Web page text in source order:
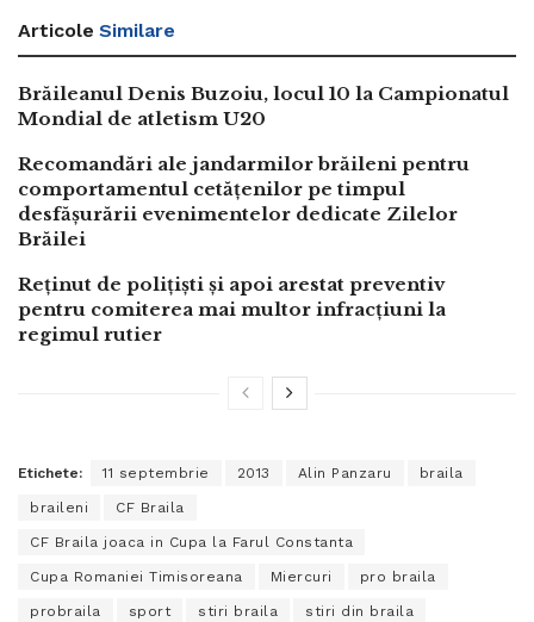
Articole Similare
Brăileanul Denis Buzoiu, locul 10 la Campionatul
Mondial de atletism U20
Recomandări ale jandarmilor brăileni pentru
comportamentul cetățenilor pe timpul
desfășurării evenimentelor dedicate Zilelor
Brăilei
Reținut de polițiști și apoi arestat preventiv
pentru comiterea mai multor infracțiuni la
regimul rutier
Etichete: 11 septembrie 2013 Alin Panzaru braila
braileni CF Braila
CF Braila joaca in Cupa la Farul Constanta
Cupa Romaniei Timisoreana Miercuri pro braila
probraila sport stiri braila stiri din braila